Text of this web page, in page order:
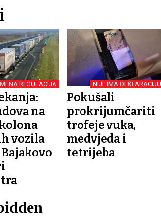
REGULACIJA
na
vozila
Bajakovo
NIJE IMA DEKLARACIJU
Pokušali
prokrijumčariti
trofeje vuka,
medvjeda i
tetrijeba